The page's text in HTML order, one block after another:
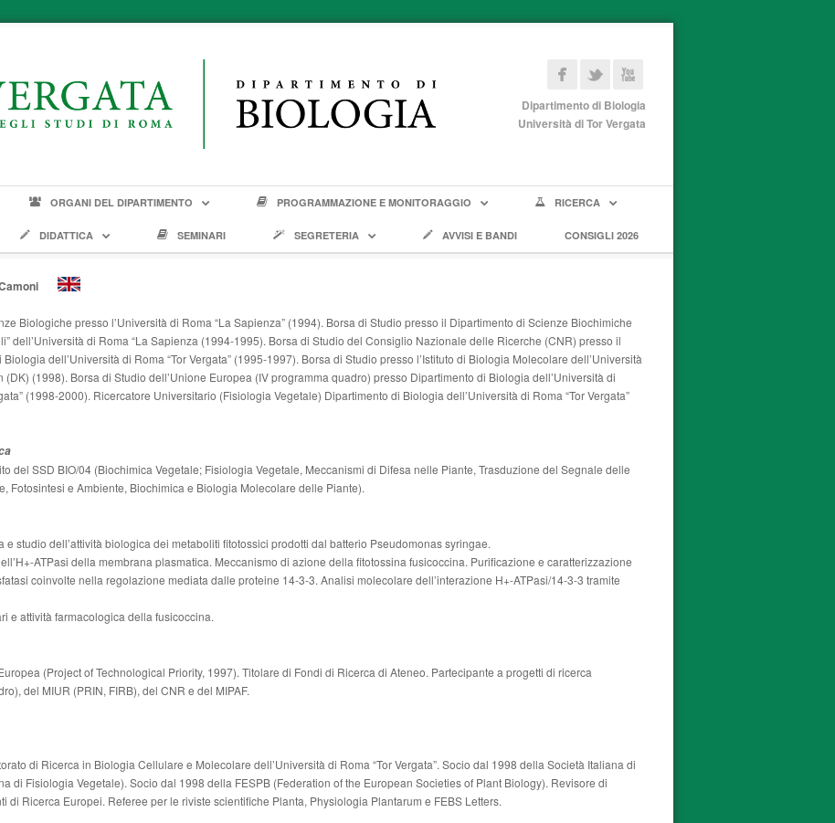
Dipartimento di Biologia
Università di Tor Vergata
ORGANI DEL DIPARTIMENTO PROGRAMMAZIONE E MONITORAGGIO RICERCA
DIDATTICA SEMINARI SEGRETERIA AVVISI E BANDI CONSIGLI 2026
Camoni
Biologiche presso l’Università di Roma “La Sapienza” (1994). Borsa di Studio presso il Dipartimento di Scienze Biochimiche
dell’Università di Roma “La Sapienza (1994-1995). Borsa di Studio del Consiglio Nazionale delle Ricerche (CNR) presso il
dell’Università di Roma “Tor Vergata” (1995-1997). Borsa di Studio presso l’Istituto di Biologia Molecolare dell’Università
(DK) (1998). Borsa di Studio dell’Unione Europea (IV programma quadro) presso Dipartimento di Biologia dell’Università di
(1998-2000). Ricercatore Universitario (Fisiologia Vegetale) Dipartimento di Biologia dell’Università di Roma “Tor Vergata”
del SSD BIO/04 (Biochimica Vegetale; Fisiologia Vegetale, Meccanismi di Difesa nelle Piante, Trasduzione del Segnale delle
Fotosintesi e Ambiente, Biochimica e Biologia Molecolare delle Piante).
e studio dell’attività biologica dei metaboliti fitotossici prodotti dal batterio Pseudomonas syringae.
ATPasi della membrana plasmatica. Meccanismo di azione della fitotossina fusicoccina. Purificazione e caratterizzazione
coinvolte nella regolazione mediata dalle proteine 14-3-3. Analisi molecolare dell’interazione H+-ATPasi/14-3-3 tramite
e attività farmacologica della fusicoccina.
(Project of Technological Priority, 1997). Titolare di Fondi di Ricerca di Ateneo. Partecipante a progetti di ricerca
del MIUR (PRIN, FIRB), del CNR e del MIPAF.
di Ricerca in Biologia Cellulare e Molecolare dell’Università di Roma “Tor Vergata”. Socio dal 1998 della Società Italiana di
di Fisiologia Vegetale). Socio dal 1998 della FESPB (Federation of the European Societies of Plant Biology). Revisore di
di Ricerca Europei. Referee per le riviste scientifiche Planta, Physiologia Plantarum e FEBS Letters.